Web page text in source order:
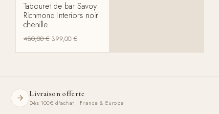
Tabouret de bar Savoy
Richmond Interiors noir
chenille
480,00€ 399,00€
Livraison offerte
Dès 100€ d'achat · France & Europe